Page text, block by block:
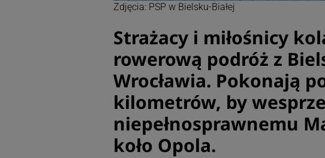
Zdjęcia: PSP w Bielsku-Białej
Strażacy i miłośnicy
rowerową podróż z
Wrocławia. Pokonają
kilometrów, by
niepełnosprawnemu
koło Opola.